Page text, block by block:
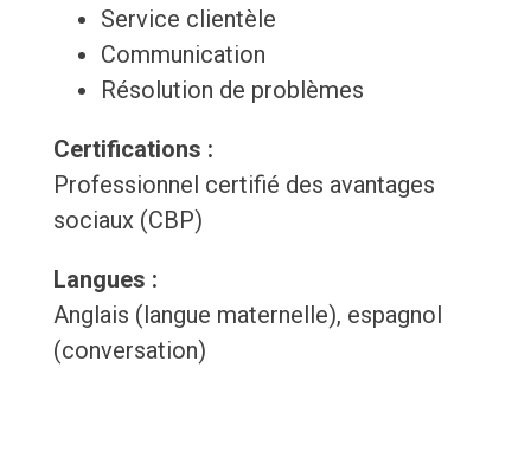
Service clientèle
Communication
Résolution de problèmes
Certifications :
Professionnel certifié des avantages
sociaux (CBP)
Langues :
Anglais (langue maternelle), espagnol
(conversation)